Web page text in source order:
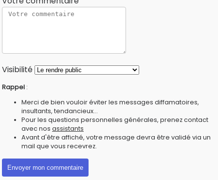
Visibilité
Rappel :
Merci de bien vouloir éviter les messages diffamatoires,
insultants, tendancieux...
Pour les questions personnelles générales, prenez contact
avec nos assistants
Avant d'être affiché, votre message devra être validé via un
mail que vous recevrez.